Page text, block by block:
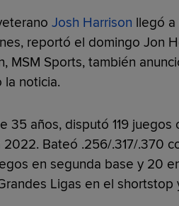
Josh Harrison llegó a
reportó el domingo Jon
MSM Sports, también
la noticia.
35 años, disputó 119
Bateó .256/.317/.370
en segunda base y 20
Ligas en el shortstop